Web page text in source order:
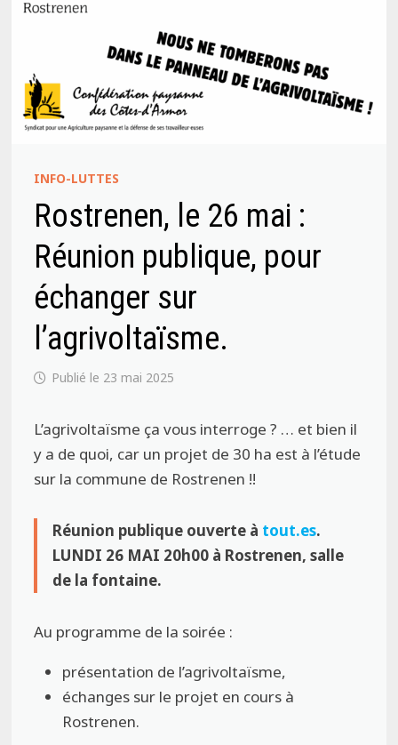
INFO-LUTTES
Rostrenen, le 26 mai :
Réunion publique, pour
échanger sur
l’agrivoltaïsme.
23 mai 2025
L’agrivoltaïsme ça vous interroge ? … et bien il
y a de quoi, car un projet de 30 ha est à l’étude
sur la commune de Rostrenen !!
Réunion publique ouverte à tout.es.
LUNDI 26 MAI 20h00 à Rostrenen, salle
de la fontaine.
Au programme de la soirée :
présentation de l’agrivoltaïsme,
échanges sur le projet en cours à
Rostrenen.